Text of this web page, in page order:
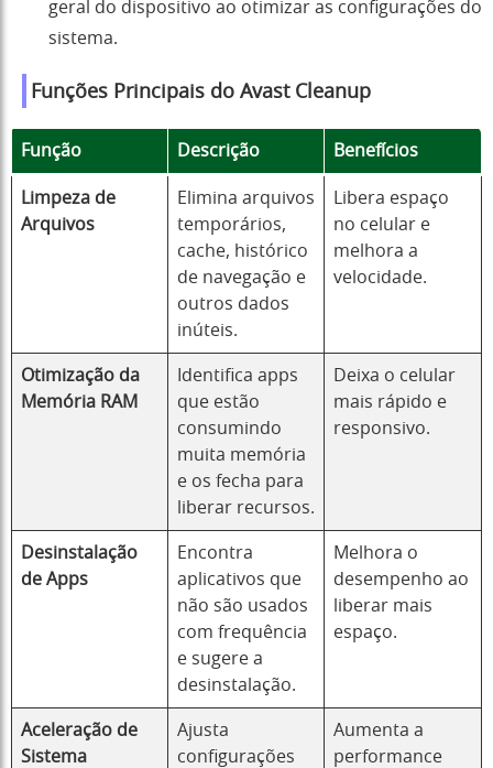
geral do dispositivo ao otimizar as configurações do
sistema.
Funções Principais do Avast Cleanup
Função Descrição Benefícios
Limpeza de
Arquivos
Elimina arquivos
temporários,
cache, histórico
de navegação e
outros dados
inúteis.
Libera espaço
no celular e
melhora a
velocidade.
Otimização da
Memória RAM
Identifica apps
que estão
consumindo
muita memória
e os fecha para
liberar recursos.
Deixa o celular
mais rápido e
responsivo.
Desinstalação
de Apps
Encontra
aplicativos que
não são usados
com frequência
e sugere a
desinstalação.
Melhora o
desempenho ao
liberar mais
espaço.
Aceleração de
Sistema
Ajusta
configurações
Aumenta a
performance